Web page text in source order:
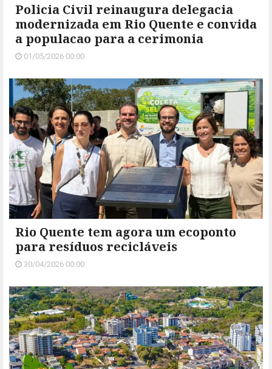
Policia Civil reinaugura delegacia
modernizada em Rio Quente e convida
a populacao para a cerimonia
01/05/2026 00:00
Rio Quente tem agora um ecoponto
para resíduos recicláveis
30/04/2026 00:00